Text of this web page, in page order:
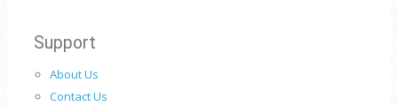
Support
About Us
Contact Us